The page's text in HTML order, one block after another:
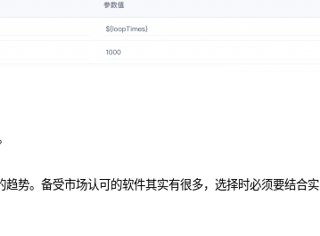
。备受市场认可的软件其实有很多，选择时必须要结合